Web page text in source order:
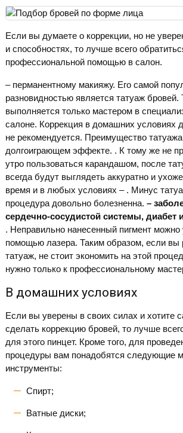
Если вы думаете о коррекции, но не
и способностях, то лучше всего
профессиональной помощью в салон.
– перманентному макияжу. Его самой
разновидностью является татуаж бровей.
выполняется только мастером в
салоне. Коррекция в домашних условиях
не рекомендуется. Преимущество татуажа
долгоиграющем эффекте. . К тому же не
утро пользоваться карандашом, после
всегда будут выглядеть аккуратно и
время и в любых условиях – . Минус
процедура довольно болезненна. –
сердечно-сосудистой системы, диабет
. Неправильно нанесенный пигмент можно
помощью лазера. Таким образом, если вы
татуаж, не стоит экономить на этой
нужно только к профессиональному
В домашних условиях
Если вы уверены в своих силах и хотите
сделать коррекцию бровей, то лучше
для этого пинцет. Кроме того, для
процедуры вам понадобятся следующие
инструменты:
Спирт;
Ватные диски;